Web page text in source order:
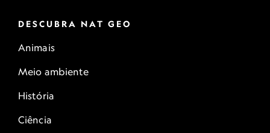
DESCUBRA NAT GEO
Animais
Meio ambiente
História
Ciência